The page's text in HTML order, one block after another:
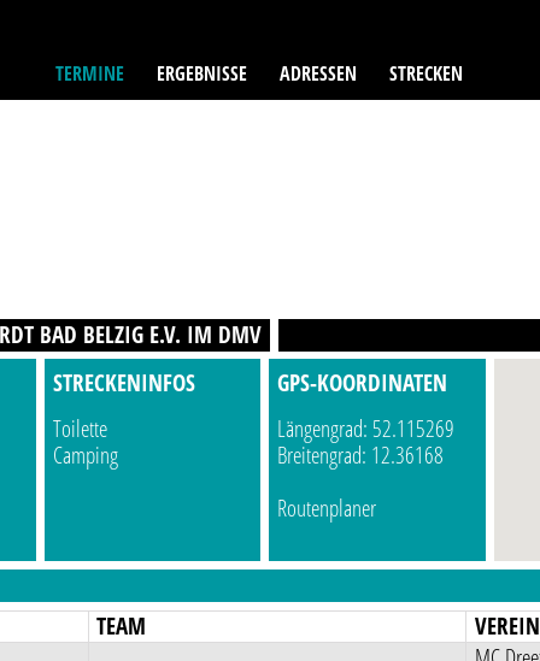
TERMINE ERGEBNISSE ADRESSEN STRECKEN
BAD BELZIG E.V. IM DMV
STRECKENINFOS
Toilette
Camping
GPS-KOORDINATEN
Längengrad: 52.115269
Breitengrad: 12.36168
Routenplaner
TEAM VEREIN